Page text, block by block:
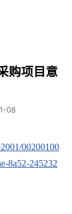
购项目意
08
00200100
8a52-245232